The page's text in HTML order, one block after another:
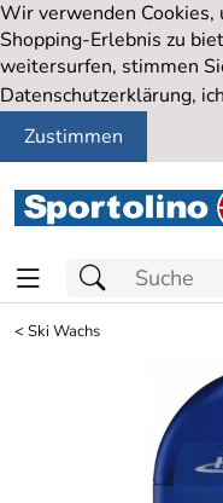
Wir verwenden Cookies,
Shopping-Erlebnis zu
weitersurfen, stimmen
Datenschutzerklärung,
Zustimmen
<Ski Wachs